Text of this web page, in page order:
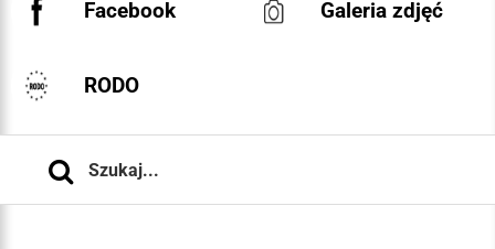
Facebook Galeria zdjęć
RODO